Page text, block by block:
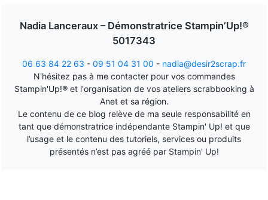
Nadia Lanceraux – Démonstratrice Stampin’Up!®
5017343
06 63 84 22 63 - 09 51 04 31 00 - nadia@desir2scrap.fr
N'hésitez pas à me contacter pour vos commandes
Stampin'Up!® et l'organisation de vos ateliers scrabbooking à
Anet et sa région.
Le contenu de ce blog relève de ma seule responsabilité en
tant que démonstratrice indépendante Stampin' Up! et que
l’usage et le contenu des tutoriels, services ou produits
présentés n’est pas agréé par Stampin' Up!